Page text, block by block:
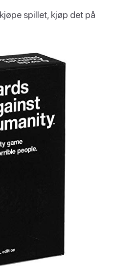
spillet, kjøp det på